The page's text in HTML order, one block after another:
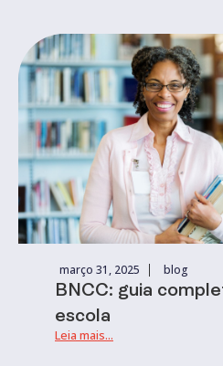
março 31, 2025 blog
BNCC: guia
escola
Leia mais...